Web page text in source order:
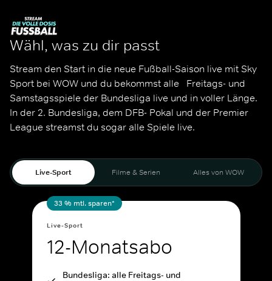
Wähl, was zu dir passt
Stream den Start in die neue Fußball-Saison live mit Sky
Sport bei WOW und du bekommst alle   Freitags- und
Samstagsspiele der Bundesliga live und in voller Länge.
In der 2. Bundesliga, dem DFB- Pokal und der Premier
League streamst du sogar alle Spiele live.
Live-Sport Filme & Serien Alles von WOW
33 % mtl. sparen*
Live-Sport
12-Monatsabo
Bundesliga: alle Freitags- und